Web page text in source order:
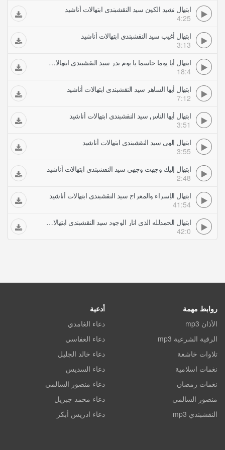
ابتهال نشيد الكون سيد النقشبندي ابتهالات أناشيد
4:25
ابتهال أغيب سيد النقشبندي ابتهالات أناشيد
3:13
ابتهال أيا يوما حاسما يا يوم بدر سيد النقشبندي ابتهالات أناشيد
18:4
ابتهال أيها الساهر سيد النقشبندي ابتهالات أناشيد
7:12
ابتهال أيها الناس سيد النقشبندي ابتهالات أناشيد
3:51
ابتهال إلهي سيد النقشبندي ابتهالات أناشيد
3:55
ابتهال إليك وجهت وجهي سيد النقشبندي ابتهالات أناشيد
2:48
ابتهال الإسراء والمعراج سيد النقشبندي ابتهالات أناشيد
41:54
ابتهال الحمدلله الذي انار الوجود سيد النقشبندي ابتهالات أناشيد
42:0
روابط مهمة
الأذان mp3
الرقية الشرعية mp3
تلاوات خاشعة
نغمات اسلامية
نغمات رمضان
منصور السالمي
النقشبندي mp3
أدعية
دعاء الغامدي
دعاء العفاسي
دعاء خالد الجليل
دعاء السديس
دعاء منصور السالمي
دعاء محمد جبريل
دعاء ادريس أبكر